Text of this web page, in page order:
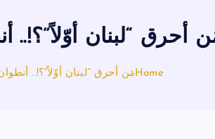
أحرق “لبنان أوّلاً”؟!..
Homeمَن أحرق “لبنان أوّلاً”؟!..